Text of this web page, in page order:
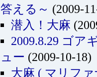
答える～ (2009-
潜入！大麻
2009.8.29 ゴア
ュー (2009-10-18)
大麻 ( マリフ